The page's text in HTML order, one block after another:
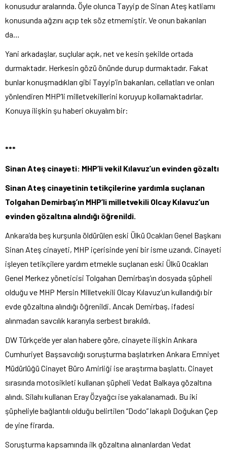
konusudur aralarında. Öyle olunca Tayyip de Sinan Ateş katliamı
konusunda ağzını açıp tek söz etmemiştir. Ve onun bakanları
da…
Yani arkadaşlar, suçlular açık, net ve kesin şekilde ortada
durmaktadır. Herkesin gözü önünde durup durmaktadır. Fakat
bunlar konuşmadıkları gibi Tayyip’in bakanları, cellatları ve onları
yönlendiren MHP’li milletvekillerini koruyup kollamaktadırlar.
Konuya ilişkin şu haberi okuyalım bir:
***
Sinan Ateş cinayeti: MHP’li vekil Kılavuz’un evinden gözaltı
Sinan Ateş cinayetinin tetikçilerine yardımla suçlanan
Tolgahan Demirbaş’ın MHP’li milletvekili Olcay Kılavuz’un
evinden gözaltına alındığı öğrenildi.
Ankara’da beş kurşunla öldürülen eski Ülkü Ocakları Genel Başkanı
Sinan Ateş cinayeti, MHP içerisinde yeni bir isme uzandı. Cinayeti
işleyen tetikçilere yardım etmekle suçlanan eski Ülkü Ocakları
Genel Merkez yöneticisi Tolgahan Demirbaş’ın dosyada şüpheli
olduğu ve MHP Mersin Milletvekili Olcay Kılavuz’un kullandığı bir
evde gözaltına alındığı öğrenildi. Ancak Demirbaş, ifadesi
alınmadan savcılık kararıyla serbest bırakıldı.
DW Türkçe’de yer alan habere göre, cinayete ilişkin Ankara
Cumhuriyet Başsavcılığı soruşturma başlatırken Ankara Emniyet
Müdürlüğü Cinayet Büro Amirliği ise araştırma başlattı. Cinayet
sırasında motosikleti kullanan şüpheli Vedat Balkaya gözaltına
alındı. Silahı kullanan Eray Özyağcı ise yakalanamadı. Bu iki
şüpheliyle bağlantılı olduğu belirtilen “Dodo” lakaplı Doğukan Çep
de yine firarda.
Soruşturma kapsamında ilk gözaltına alınanlardan Vedat